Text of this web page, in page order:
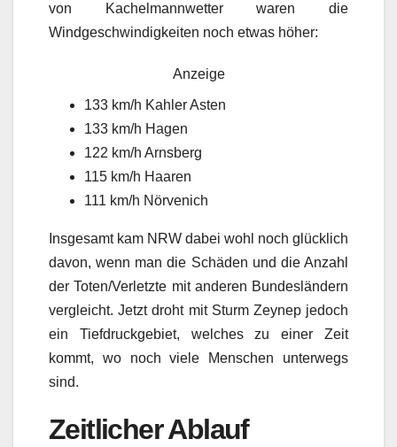
von Kachelmannwetter waren die
Windgeschwindigkeiten noch etwas höher:
Anzeige
133 km/h Kahler Asten
133 km/h Hagen
122 km/h Arnsberg
115 km/h Haaren
111 km/h Nörvenich
Insgesamt kam NRW dabei wohl noch glücklich
davon, wenn man die Schäden und die Anzahl
der Toten/Verletzte mit anderen Bundesländern
vergleicht. Jetzt droht mit Sturm Zeynep jedoch
ein Tiefdruckgebiet, welches zu einer Zeit
kommt, wo noch viele Menschen unterwegs
sind.
Zeitlicher Ablauf